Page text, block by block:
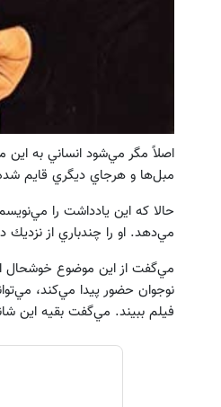
مبل‌ها و هرجاي ديگري قايم
حالا كه اين يادداشت را
مي‌دهد. او را چندباري از
مي‌گفت از اين موضوع خوشحال
نوجوان حضور پيدا مي‌كند،
فيلم ببيند. مي‌گفت بقيه اين